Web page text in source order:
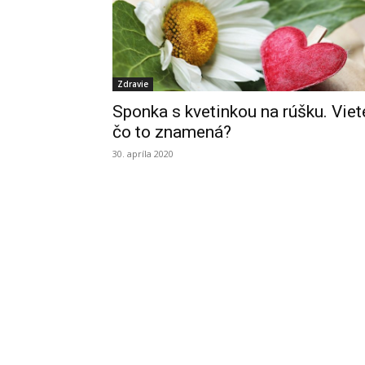
Zdravie
Sponka s kvetinkou na rúšku.
čo to znamená?
30. apríla 2020